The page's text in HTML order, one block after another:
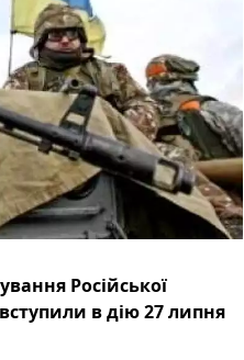
Російської
в дію 27 липня